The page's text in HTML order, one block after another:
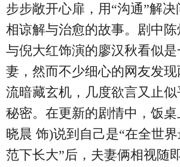
步步敞开心扉，用“沟通”解
相谅解与治愈的故事。剧中
与倪大红饰演的廖汉秋看似
妻，然而不少细心的网友发
流暗藏玄机，几度欲言又止
秘密。在更新的剧情中，饭
晓晨 饰)说到自己是“在全世
范下长大”后，夫妻俩相视随